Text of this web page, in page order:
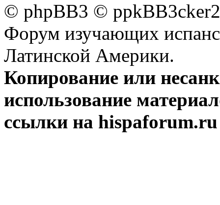
© phpBB3 ©
Форум изучающих
Латинской Америки.
Копирование или
использование
ссылки на hispaforum.ru